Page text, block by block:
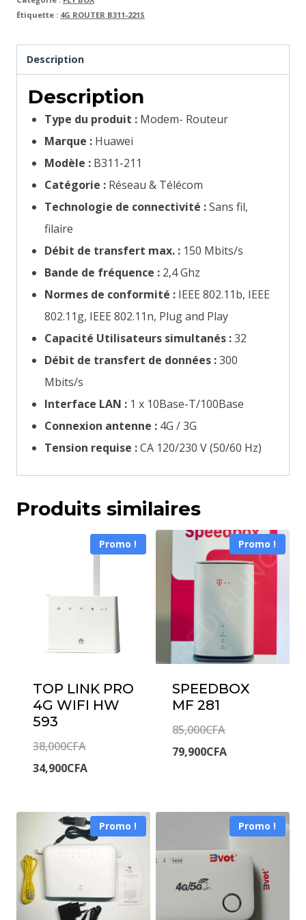
Étiquette : 4G ROUTER B311-221S
Description
Description
Type du produit : Modem- Routeur
Marque : Huawei
Modèle : B311-211
Catégorie : Réseau & Télécom
Technologie de connectivité :Sans fil,
filaire
Débit de transfert max. : 150 Mbits/s
Bande de fréquence : 2,4 Ghz
Normes de conformité : IEEE 802.11b, IEEE
802.11g, IEEE 802.11n, Plug and Play
Capacité Utilisateurs simultanés :32
Débit de transfert de données :300
Mbits/s
Interface LAN : 1 x 10Base-T/100Base
Connexion antenne : 4G / 3G
Tension requise :CA 120/230 V (50/60 Hz)
Produits similaires
Promo !
TOP LINK PRO
4G WIFI HW
593
38,000CFALe
prix
était :
38,000CFA.
34,900CFALe
actuel
est :
34,900CFA.
Promo !
SPEEDBOX
MF 281
85,000CFALe
prix
85,000CFA.
79,900CFALe
est :
79,900CFA.
Promo ! Promo !